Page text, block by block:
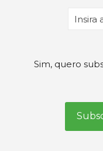
Sim, quero